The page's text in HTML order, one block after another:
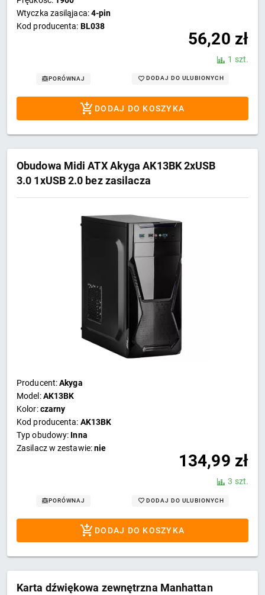
Wtyczka zasiląjaca:4-pin
Kod producenta: BL038
56,20 zł
1 szt.
PORÓWNAJ DODAJ DO ULUBIONYCH
DODAJ DO KOSZYKA
Obudowa Midi ATX Akyga AK13BK 2xUSB
3.0 1xUSB 2.0 bez zasilacza
Producent:Akyga
Model:AK13BK
Kolor:czarny
Kod producenta: AK13BK
Typ obudowy: Inna
Zasilacz w zestawie:nie
134,99 zł
3 szt.
PORÓWNAJ DODAJ DO ULUBIONYCH
DODAJ DO KOSZYKA
Karta dźwiękowa zewnętrzna Manhattan